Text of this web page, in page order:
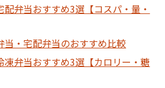
弁当おすすめ3選【コスパ・量・
当・宅配弁当のおすすめ比較
凍弁当おすすめ3選【カロリー・糖